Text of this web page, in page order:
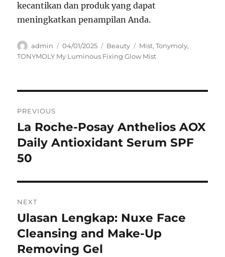
kecantikan dan produk yang dapat
meningkatkan penampilan Anda.
Author
admin
Posted
on
04/01/2025 Categories
Beauty Tags
Mist,Tonymoly,
TONYMOLY My Luminous Fixing Glow Mist
pos
PREVIOUS
Previous
post:
La Roche-Posay Anthelios AOX
Daily Antioxidant Serum SPF
50
NEXT
Next
post:
Ulasan Lengkap: Nuxe Face
Cleansing and Make-Up
Removing Gel